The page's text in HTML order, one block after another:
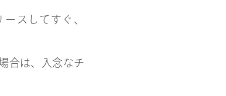
スしてすぐ、
合は、入念なチ